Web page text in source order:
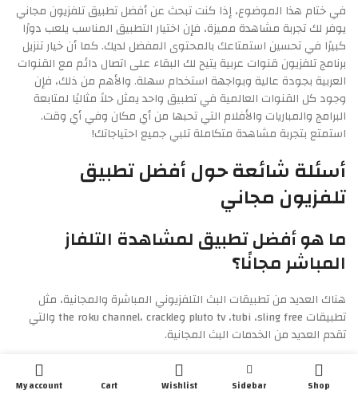
في ختام هذا الموضوع، إذا كنت تبحث عن أفضل تطبيق تلفزيون مجاني
يوفر لك تجربة مشاهدة مميزة، فإن اختيار التطبيق المناسب يلعب دورًا
كبيرًا في تحسين استمتاعك بالمحتوى المفضل لديك. كما أن خيار تنزيل
برنامج تلفزيون قنوات عربية يتيح لك البقاء على اتصال دائم مع القنوات
العربية بجودة عالية وبواجهة استخدام سهلة. والأهم من ذلك، فإن
وجود كل القنوات العالمية في تطبيق واحد يمثل حلاً مثاليًا لمتابعة
البرامج والمباريات والأفلام التي تحبها من أي مكان وفي أي وقت.
استمتع بتجربة مشاهدة متكاملة تلبي جميع احتياجاتك!
أسئلة شائعة حول أفضل تطبيق
تلفزيون مجاني
ما هو أفضل تطبيق لمشاهدة التلفاز
المباشر مجانًا؟
هناك العديد من تطبيقات البث التلفزيوني المباشرة والمجانية، مثل
تطبيقات pluto tv ،tubi ،sling free وthe roku channel، crackle والتي
تقدم العديد من الخدمات البث المجانية.
ما هو أفضل تطبيق أفلام مجاني للتلفزيون؟
Shop
Sidebar
Wishlist
Cart
My account